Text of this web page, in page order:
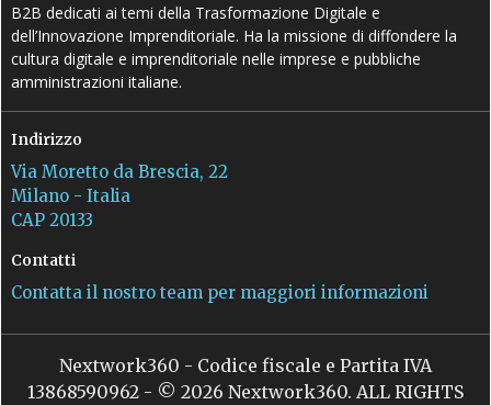
B2B dedicati ai temi della Trasformazione Digitale e
dell’Innovazione Imprenditoriale. Ha la missione di diffondere la
cultura digitale e imprenditoriale nelle imprese e pubbliche
amministrazioni italiane.
Indirizzo
Via Moretto da Brescia, 22
Milano - Italia
CAP 20133
Contatti
Contatta il nostro team per maggiori informazioni
Nextwork360 - Codice fiscale e Partita IVA
13868590962 - © 2026 Nextwork360. ALL RIGHTS